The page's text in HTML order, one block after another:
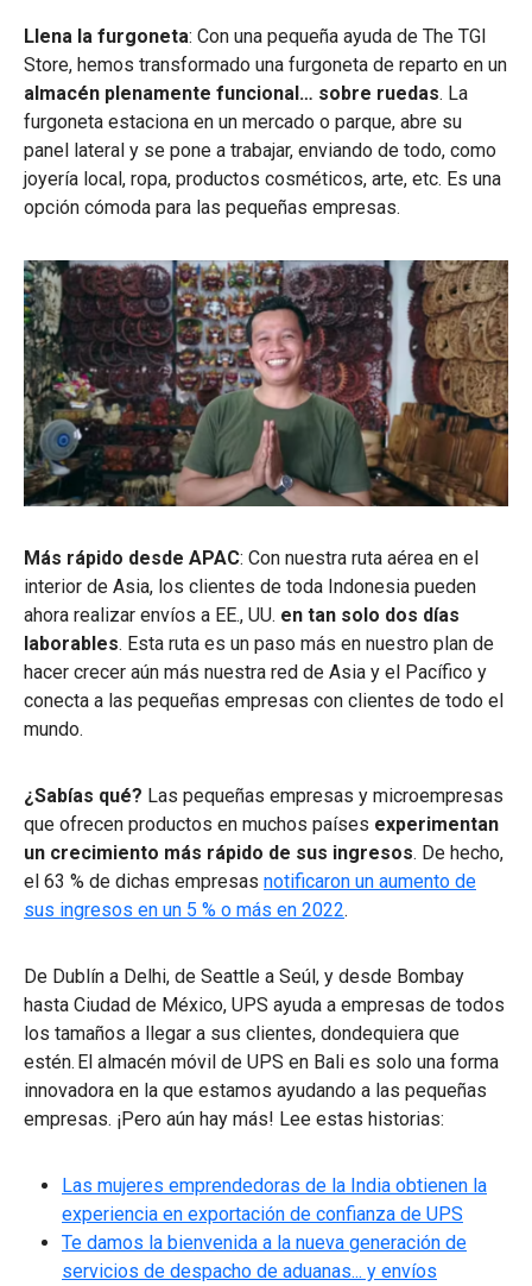
Llena la furgoneta: Con una pequeña ayuda de The TGI
Store, hemos transformado una furgoneta de reparto en un
almacén plenamente funcional… sobre ruedas. La
furgoneta estaciona en un mercado o parque, abre su
panel lateral y se pone a trabajar, enviando de todo, como
joyería local, ropa, productos cosméticos, arte, etc. Es una
opción cómoda para las pequeñas empresas.
Más rápido desde APAC: Con nuestra ruta aérea en el
interior de Asia, los clientes de toda Indonesia pueden
ahora realizar envíos a EE., UU. en tan solo dos días
laborables. Esta ruta es un paso más en nuestro plan de
hacer crecer aún más nuestra red de Asia y el Pacífico y
conecta a las pequeñas empresas con clientes de todo el
mundo.
¿Sabías qué? Las pequeñas empresas y microempresas
que ofrecen productos en muchos países experimentan
un crecimiento más rápido de sus ingresos. De hecho,
el 63 % de dichas empresas notificaron un aumento de
sus ingresos en un 5 % o más en 2022.
De Dublín a Delhi, de Seattle a Seúl, y desde Bombay
hasta Ciudad de México, UPS ayuda a empresas de todos
los tamaños a llegar a sus clientes, dondequiera que
estén. El almacén móvil de UPS en Bali es solo una forma
innovadora en la que estamos ayudando a las pequeñas
empresas. ¡Pero aún hay más! Lee estas historias:
Las mujeres emprendedoras de la India obtienen la
experiencia en exportación de confianza de UPS
Te damos la bienvenida a la nueva generación de
servicios de despacho de aduanas... y envíos